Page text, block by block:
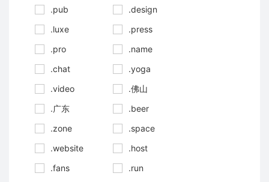
.pub
.design
.luxe
.press
.pro
.name
.chat
.yoga
.video
.佛山
.广东
.beer
.zone
.space
.website
.host
.fans
.run